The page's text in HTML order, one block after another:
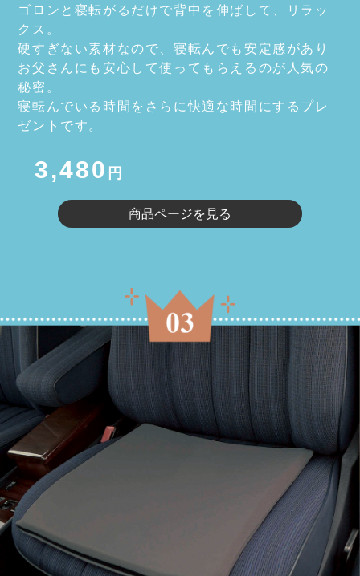
ゴロンと寝転がるだけで背中を伸ばして、リラッ
クス。
硬すぎない素材なので、寝転んでも安定感があり
お父さんにも安心して使ってもらえるのが人気の
秘密。
寝転んでいる時間をさらに快適な時間にするプレ
ゼントです。
3,480 円
商品ページを見る